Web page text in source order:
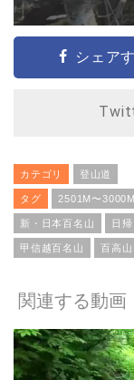
シェア
カテゴリ 登山道
タグ 2501M〜3000M
新・日本百名山 日帰
甲信越百名山 百高山
関連する動画